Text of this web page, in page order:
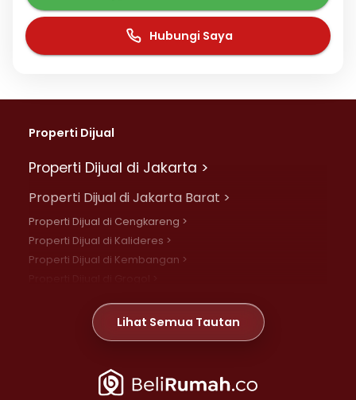
Hubungi Saya
Properti Dijual
Properti Dijual di Jakarta >
Properti Dijual di Jakarta Barat >
Properti Dijual di Cengkareng >
Properti Dijual di Kalideres >
Properti Dijual di Kembangan >
Properti Dijual di Meruya >
Properti Dijual di Jelambar >
Properti Dijual di Jakarta Pusat >
Lihat Semua Tautan